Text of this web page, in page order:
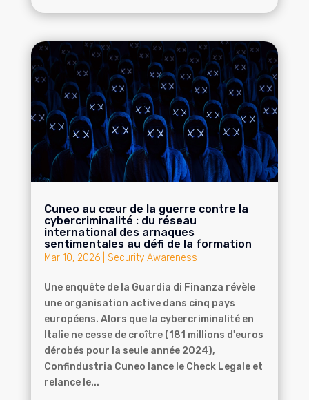
Cuneo au cœur de la guerre contre la
cybercriminalité : du réseau
international des arnaques
sentimentales au défi de la formation
Mar 10, 2026| Security Awareness
Une enquête de la Guardia di Finanza révèle
une organisation active dans cinq pays
européens. Alors que la cybercriminalité en
Italie ne cesse de croître (181 millions d'euros
dérobés pour la seule année 2024),
Confindustria Cuneo lance le Check Legale et
relance le...